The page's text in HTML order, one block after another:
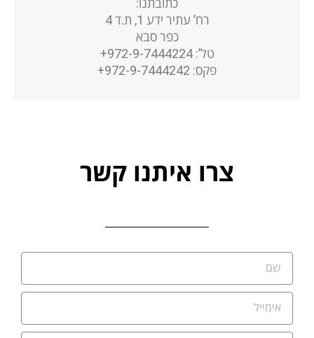
רח’ עתיר ידע 1, ת.ד 4
כפר סבא
טל’: 972-9-7444224+
פקס: 972-9-7444242+
צרו איתנו קשר